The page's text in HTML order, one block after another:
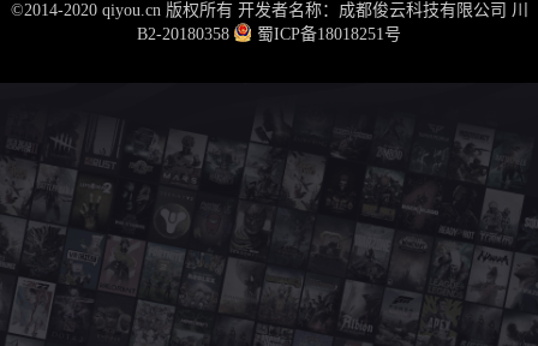
©2014-2020 qiyou.cn 版权所有 开发者名称：成都俊云科技有限公司 川
B2-20180358
蜀ICP备18018251号